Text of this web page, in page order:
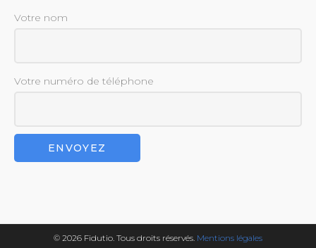
Votre nom
Votre numéro de téléphone
© 2026 Fidutio. Tous droits réservés. Mentions légales